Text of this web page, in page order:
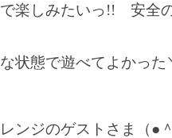
楽しみたいっ!! 安全
状態で遊べてよかった
ンジのゲストさま（●